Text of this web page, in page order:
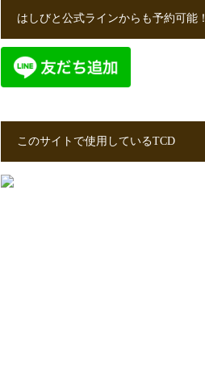
はしびと公式ラインからも予約可能！
このサイトで使用しているTCD